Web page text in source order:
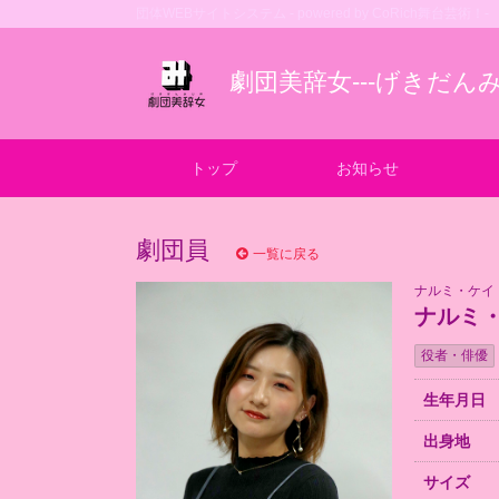
劇団美辞女---げきだん
トップ お知らせ
劇団員 一覧に戻る
ナルミ・ケイ
ナルミ
役者・俳優
生年月日
出身地
サイズ